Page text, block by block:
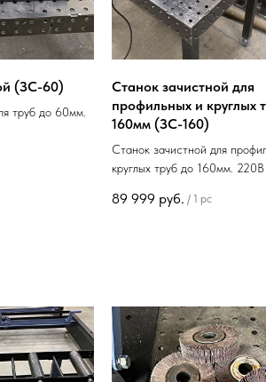
(ЗС-60)
труб до 60мм.
Станок зачистной для
профильных и круглых
160мм (ЗС-160)
Станок зачистной для
круглых труб до 160мм. 220В
89 999 руб. / 1 pc